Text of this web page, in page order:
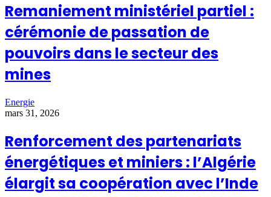
Remaniement ministériel partiel :
cérémonie de passation de
pouvoirs dans le secteur des
mines
Energie
mars 31, 2026
Renforcement des partenariats
énergétiques et miniers : l’Algérie
élargit sa coopération avec l’Inde